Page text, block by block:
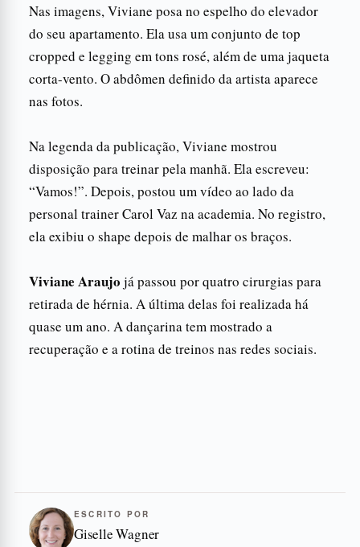
Nas imagens, Viviane posa no espelho do elevador
do seu apartamento. Ela usa um conjunto de top
cropped e legging em tons rosé, além de uma jaqueta
corta-vento. O abdômen definido da artista aparece
nas fotos.
Na legenda da publicação, Viviane mostrou
disposição para treinar pela manhã. Ela escreveu:
“Vamos!”. Depois, postou um vídeo ao lado da
personal trainer Carol Vaz na academia. No registro,
ela exibiu o shape depois de malhar os braços.
Viviane Araujo já passou por quatro cirurgias para
retirada de hérnia. A última delas foi realizada há
quase um ano. A dançarina tem mostrado a
recuperação e a rotina de treinos nas redes sociais.
ESCRITO POR
Giselle Wagner